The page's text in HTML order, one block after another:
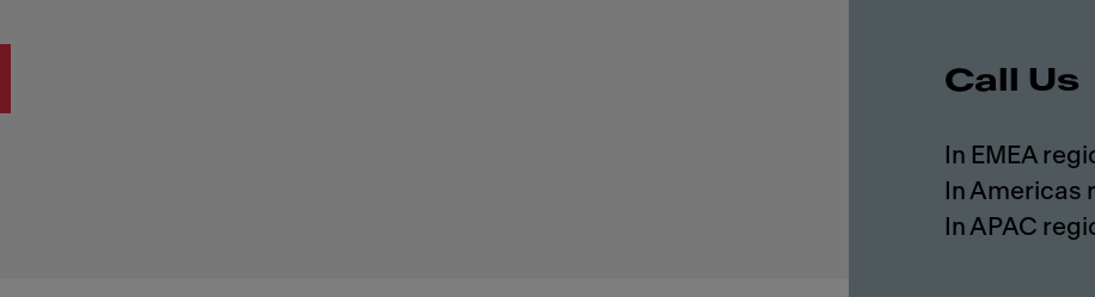
Call Us
In EMEA
In Americas
In APAC